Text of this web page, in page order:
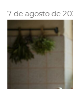
7 de agosto de